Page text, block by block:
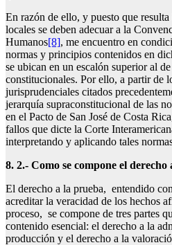
En razón de ello, y puesto que
locales se deben adecuar a la
Humanos[8], me encuentro en
normas y principios contenidos en
se ubican en un escalón superior al
constitucionales. Por ello, a partir de
jurisprudenciales citados
jerarquía supraconstitucional de las
en el Pacto de San José de Costa
fallos que dicte la Corte
interpretando y aplicando tales
8. 2.- Como se compone el derecho
El derecho a la prueba, entendido
acreditar la veracidad de los hechos
proceso, se compone de tres partes
contenido esencial: el derecho a la
producción y el derecho a la